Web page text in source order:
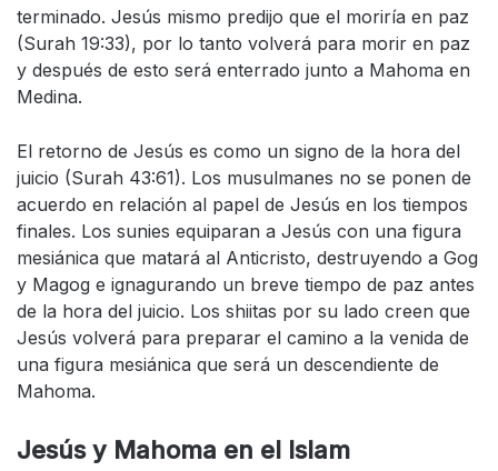
terminado. Jesús mismo predijo que el moriría en paz
(Surah 19:33), por lo tanto volverá para morir en paz
y después de esto será enterrado junto a Mahoma en
Medina.
El retorno de Jesús es como un signo de la hora del
juicio (Surah 43:61). Los musulmanes no se ponen de
acuerdo en relación al papel de Jesús en los tiempos
finales. Los sunies equiparan a Jesús con una figura
mesiánica que matará al Anticristo, destruyendo a Gog
y Magog e ignagurando un breve tiempo de paz antes
de la hora del juicio. Los shiitas por su lado creen que
Jesús volverá para preparar el camino a la venida de
una figura mesiánica que será un descendiente de
Mahoma.
Jesús y Mahoma en el Islam